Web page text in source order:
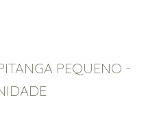
PEQUENO -